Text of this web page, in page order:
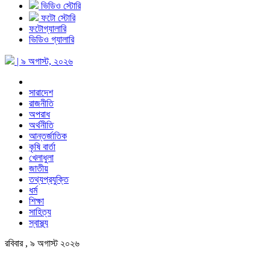
ভিডিও স্টোরি
ফটো স্টোরি
ফটোগ্যালারি
ভিডিও গ্যালারি
| ৯ অগাস্ট, ২০২৬
সারাদেশ
রাজনীতি
অপরাধ
অর্থনীতি
আন্তর্জাতিক
কৃষি বার্তা
খেলাধুলা
জাতীয়
তথ্যপ্রযুক্তি
ধর্ম
শিক্ষা
সাহিত্য
স্বাস্থ্য
রবিবার , ৯ অগাস্ট ২০২৬